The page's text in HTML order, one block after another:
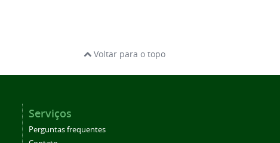
Voltar para o topo
Serviços
Perguntas frequentes